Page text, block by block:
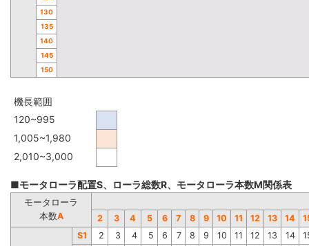
130
135
140
145
150
機長範囲
120~995
1,005~1,980
2,010~3,000
■モータローラ配置S、ローラ総数R、モータローラ本数M関係表
モータローラ
本数A 2 3 4 5 6 7 8 9 10 11 12 13 14
S1 2 3 4 5 6 7 8 9 10 11 12 13 14